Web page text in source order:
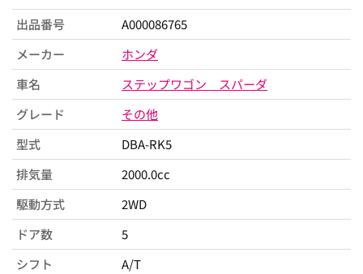
出品番号
A000086765
メーカー
ホンダ
車名
ステップワゴン スパーダ
グレード
その他
型式
DBA-RK5
排気量
2000.0cc
駆動方式
2WD
ドア数
5
シフト
A/T